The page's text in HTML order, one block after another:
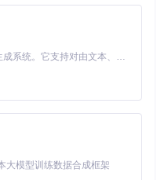
co/competitest.nvim
MiniMax H3 是一个通用的全模态生成系统。它支持对由文本、图像、视频和音频组成的多模态上下文进行统一理解，并能生成分辨率高达 2K、时长可达 15 秒的带原生立体声音频的视频。得益于面向任务泛化的系统设计，H3 在预训练阶段就已具备广泛的多模态上下文理解与生成能力，能够出色地执行复杂的多模态指令。
大模型训练数据合成框架